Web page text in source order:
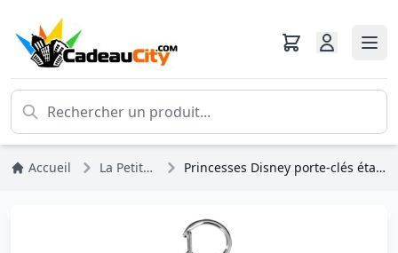
Accueil La Petite Sirène Princesses Disney porte-clés étain - La Petite Sirène